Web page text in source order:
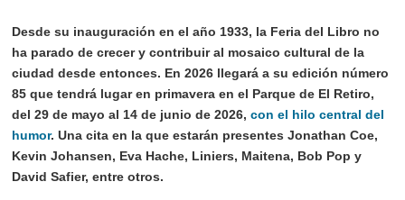
Desde su inauguración en el año 1933, la Feria del Libro no
ha parado de crecer y contribuir al mosaico cultural de la
ciudad desde entonces. En 2026 llegará a su edición número
85 que tendrá lugar en primavera en el Parque de El Retiro,
del 29 de mayo al 14 de junio de 2026,con el hilo central del
humor. Una cita en la que estarán presentes Jonathan Coe,
Kevin Johansen, Eva Hache, Liniers, Maitena, Bob Pop y
David Safier, entre otros.